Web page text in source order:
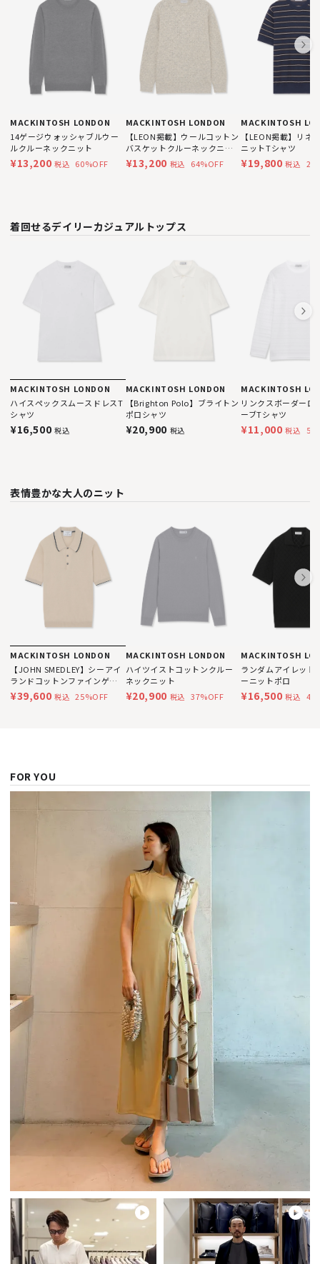
MACKINTOSH LONDON
14ゲージウォッシャブルウー
ルクルーネックニット
¥13,200 税込 60%OFF
MACKINTOSH LONDON
【LEON掲載】ウールコットン
バスケットクルーネックニッ
ト
¥13,200 税込 64%OFF
MACKINTOSH
【LEON掲載】リネ
ニットTシャツ
¥19,800 税込
着回せるデイリーカジュアルトップス
MACKINTOSH LONDON
ハイスペックスムースドレスT
シャツ
¥16,500 税込
MACKINTOSH LONDON
【Brighton Polo】ブライトン
ポロシャツ
¥20,900 税込
MACKINTOSH
リンクスボーダーロ
ーブTシャツ
¥11,000 税込
表情豊かな大人のニット
MACKINTOSH LONDON
【JOHN SMEDLEY】シーアイ
ランドコットンファインゲー
ジニットポロ
¥39,600 税込 25%OFF
MACKINTOSH LONDON
ハイツイストコットンクルー
ネックニット
¥20,900 税込 37%OFF
MACKINTOSH
ランダムアイレット
ーニットポロ
¥16,500 税込
FOR YOU